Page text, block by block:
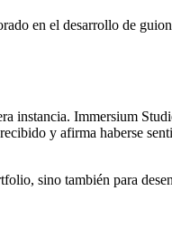
en el desarrollo de
instancia. Immersium
y afirma haberse
sino también para